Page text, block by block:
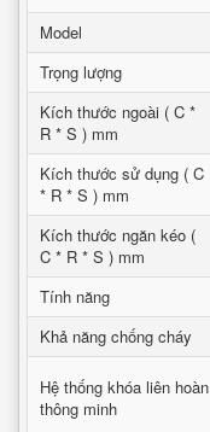
Model
Trọng lượng
Kích thước ngoài ( C *
R * S ) mm
Kích thước sử dụng ( C
* R * S ) mm
Kích thước ngăn kéo (
C * R * S ) mm
Tính năng
Khả năng chống cháy
Hệ thống khóa liên hoàn
thông minh